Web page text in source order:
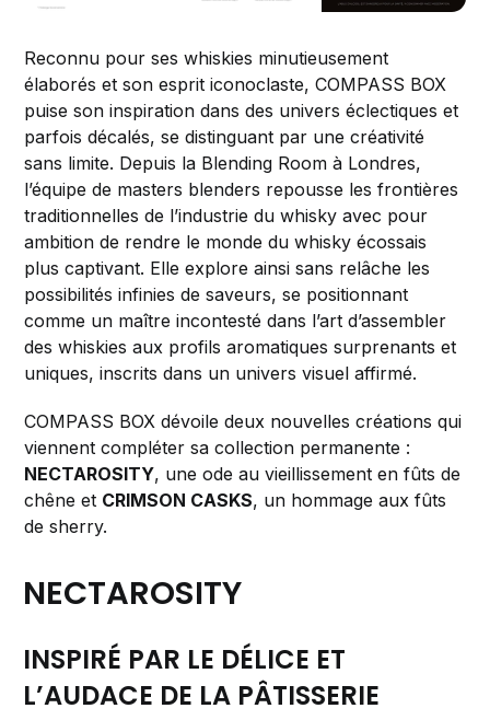
Reconnu pour ses whiskies minutieusement
élaborés et son esprit iconoclaste, COMPASS BOX
puise son inspiration dans des univers éclectiques et
parfois décalés, se distinguant par une créativité
sans limite. Depuis la Blending Room à Londres,
l’équipe de masters blenders repousse les frontières
traditionnelles de l’industrie du whisky avec pour
ambition de rendre le monde du whisky écossais
plus captivant. Elle explore ainsi sans relâche les
possibilités infinies de saveurs, se positionnant
comme un maître incontesté dans l’art d’assembler
des whiskies aux profils aromatiques surprenants et
uniques, inscrits dans un univers visuel affirmé.
COMPASS BOX dévoile deux nouvelles créations qui
viennent compléter sa collection permanente :
NECTAROSITY, une ode au vieillissement en fûts de
chêne et CRIMSON CASKS, un hommage aux fûts
de sherry.
NECTAROSITY
INSPIRÉ PAR LE DÉLICE ET
L’AUDACE DE LA PÂTISSERIE